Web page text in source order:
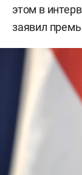
этом в
заявил